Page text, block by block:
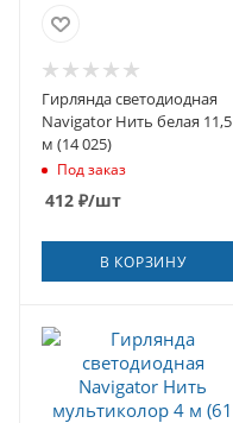
Гирлянда светодиодная
Navigator Нить белая 11,5
м (14 025)
Под заказ
412 ₽/шт
В КОРЗИНУ